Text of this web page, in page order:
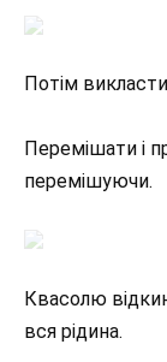
Потім
Перемішати і
перемішуючи.
Квасолю
вся рідина.